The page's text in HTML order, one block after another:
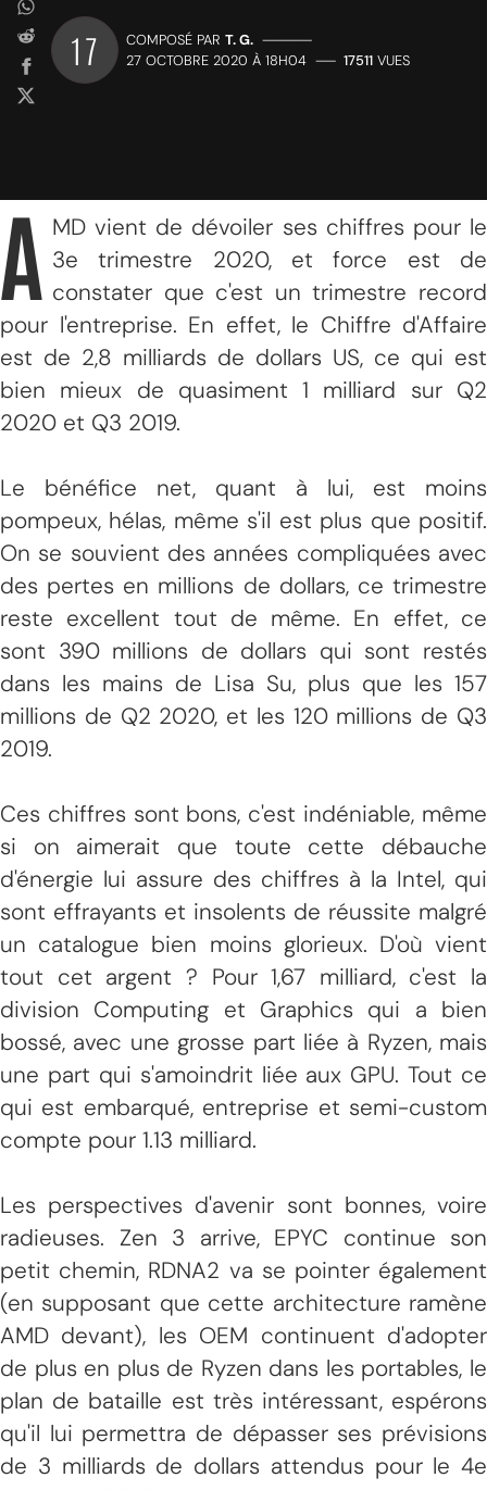
17 COMPOSÉ PAR T. G. —————
27 OCTOBRE 2020 À 18H04 —— 17511 VUES
A MD vient de dévoiler ses chiffres pour le
3e trimestre 2020, et force est de
constater que c'est un trimestre record
pour l'entreprise. En effet, le Chiffre d'Affaire
est de 2,8 milliards de dollars US, ce qui est
bien mieux de quasiment 1 milliard sur Q2
2020 et Q3 2019.
Le bénéfice net, quant à lui, est moins
pompeux, hélas, même s'il est plus que positif.
On se souvient des années compliquées avec
des pertes en millions de dollars, ce trimestre
reste excellent tout de même. En effet, ce
sont 390 millions de dollars qui sont restés
dans les mains de Lisa Su, plus que les 157
millions de Q2 2020, et les 120 millions de Q3
2019.
Ces chiffres sont bons, c'est indéniable, même
si on aimerait que toute cette débauche
d'énergie lui assure des chiffres à la Intel, qui
sont effrayants et insolents de réussite malgré
un catalogue bien moins glorieux. D'où vient
tout cet argent ? Pour 1,67 milliard, c'est la
division Computing et Graphics qui a bien
bossé, avec une grosse part liée à Ryzen, mais
une part qui s'amoindrit liée aux GPU. Tout ce
qui est embarqué, entreprise et semi-custom
compte pour 1.13 milliard.
Les perspectives d'avenir sont bonnes, voire
radieuses. Zen 3 arrive, EPYC continue son
petit chemin, RDNA2 va se pointer également
(en supposant que cette architecture ramène
AMD devant), les OEM continuent d'adopter
de plus en plus de Ryzen dans les portables, le
plan de bataille est très intéressant, espérons
qu'il lui permettra de dépasser ses prévisions
de 3 milliards de dollars attendus pour le 4e